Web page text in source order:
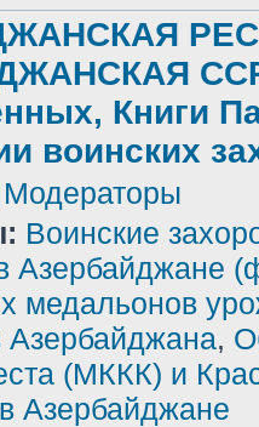
Книги
воинских
Модераторы
Воинские
Азербайджане
медальонов
Азербайджана,
(МККК) и
Азербайджане